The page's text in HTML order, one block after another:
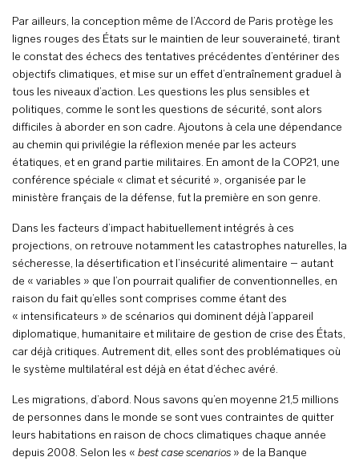
Par ailleurs, la conception même de l’Accord de Paris protège les
lignes rouges des États sur le maintien de leur souveraineté, tirant
le constat des échecs des tentatives précédentes d’entériner des
objectifs climatiques, et mise sur un effet d’entraînement graduel à
tous les niveaux d’action. Les questions les plus sensibles et
politiques, comme le sont les questions de sécurité, sont alors
difficiles à aborder en son cadre. Ajoutons à cela une dépendance
au chemin qui privilégie la réflexion menée par les acteurs
étatiques, et en grand partie militaires. En amont de la COP21, une
conférence spéciale « climat et sécurité », organisée par le
ministère français de la défense, fut la première en son genre.
Dans les facteurs d’impact habituellement intégrés à ces
projections, on retrouve notamment les catastrophes naturelles, la
sécheresse, la désertification et l’insécurité alimentaire – autant
de « variables » que l’on pourrait qualifier de conventionnelles, en
raison du fait qu’elles sont comprises comme étant des
« intensificateurs » de scénarios qui dominent déjà l’appareil
diplomatique, humanitaire et militaire de gestion de crise des États,
car déjà critiques. Autrement dit, elles sont des problématiques où
le système multilatéral est déjà en état d’échec avéré.
Les migrations, d’abord. Nous savons qu’en moyenne 21,5 millions
de personnes dans le monde se sont vues contraintes de quitter
leurs habitations en raison de chocs climatiques chaque année
depuis 2008. Selon les « best case scenarios » de la Banque